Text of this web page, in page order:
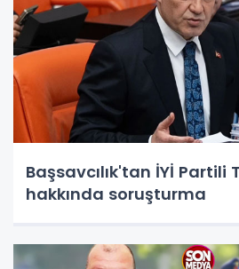
Başsavcılık'tan İYİ Partili
hakkında soruşturma